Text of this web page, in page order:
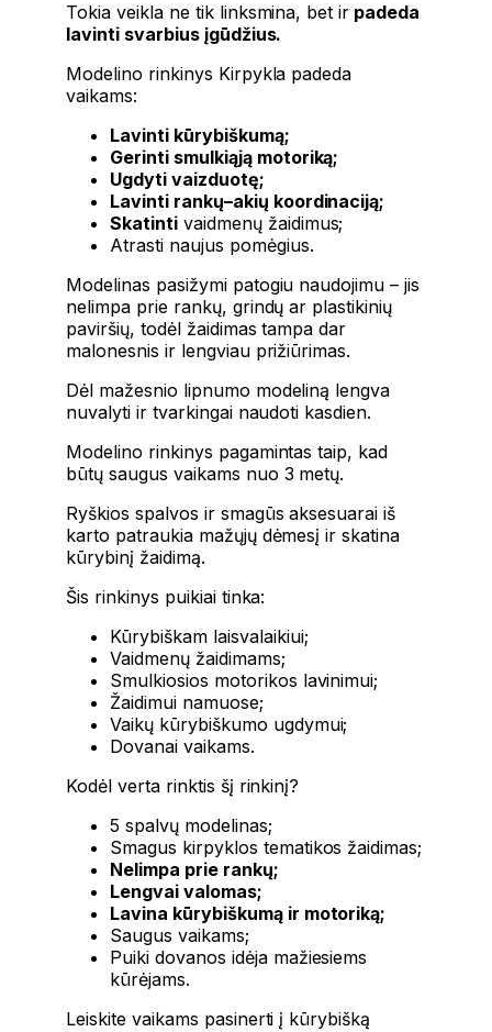
Tokia veikla ne tik linksmina, bet ir padeda
lavinti svarbius įgūdžius.
Modelino rinkinys Kirpykla padeda
vaikams:
Lavinti kūrybiškumą;
Gerinti smulkiąją motoriką;
Ugdyti vaizduotę;
Lavinti rankų–akių koordinaciją;
Skatintivaidmenų žaidimus;
Atrasti naujus pomėgius.
Modelinas pasižymi patogiu naudojimu – jis
nelimpa prie rankų, grindų ar plastikinių
paviršių, todėl žaidimas tampa dar
malonesnis ir lengviau prižiūrimas.
Dėl mažesnio lipnumo modeliną lengva
nuvalyti ir tvarkingai naudoti kasdien.
Modelino rinkinys pagamintas taip, kad
būtų saugus vaikams nuo 3 metų.
Ryškios spalvos ir smagūs aksesuarai iš
karto patraukia mažųjų dėmesį ir skatina
kūrybinį žaidimą.
Šis rinkinys puikiai tinka:
Kūrybiškam laisvalaikiui;
Vaidmenų žaidimams;
Smulkiosios motorikos lavinimui;
Žaidimui namuose;
Vaikų kūrybiškumo ugdymui;
Dovanai vaikams.
Kodėl verta rinktis šį rinkinį?
5 spalvų modelinas;
Smagus kirpyklos tematikos žaidimas;
Nelimpa prie rankų;
Lengvai valomas;
Lavina kūrybiškumą ir motoriką;
Saugus vaikams;
Puiki dovanos idėja mažiesiems
kūrėjams.
Leiskite vaikams pasinerti į kūrybišką